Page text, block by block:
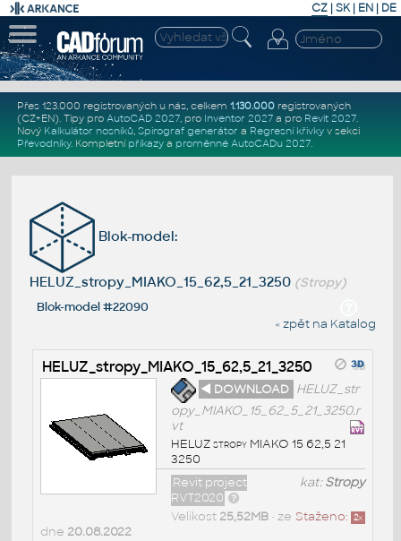
CZ | SK| EN | DE
Přes 123.000 registrovaných u nás, celkem 1.130.000registrovaných
(CZ+EN). Tipy pro AutoCAD 2027, pro Inventor 2027a pro Revit 2027.
Nový Kalkulátor nosníků, Spirograf generátor a Regresní křivkyv sekci
Převodníky. Kompletní příkazya proměnné AutoCADu 2027.
Blok-model:
HELUZ_stropy_MIAKO_15_62,5_21_3250 (Stropy)
Blok-model #22090
« zpět na Katalog
HELUZ_stropy_MIAKO_15_62,5_21_3250
◄ DOWNLOAD HELUZ_str
opy_MIAKO_15_62_5_21_3250.r
vt
HELUZ stropy MIAKO 15 62,5 21
3250
kat:Stropy
Revit project
RVT2020
Staženo: 2x
Velikost 25,52MB• ze
dne 20.08.2022